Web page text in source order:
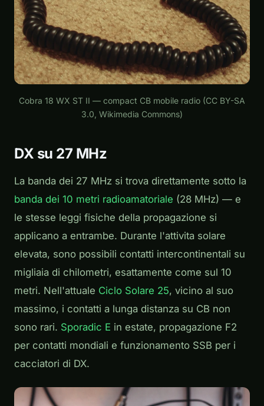
Cobra 18 WX ST II — compact CB mobile radio (CC BY-SA
3.0, Wikimedia Commons)
DX su 27 MHz
La banda dei 27 MHz si trova direttamente sotto la
banda dei 10 metri radioamatoriale (28 MHz) — e
le stesse leggi fisiche della propagazione si
applicano a entrambe. Durante l'attivita solare
elevata, sono possibili contatti intercontinentali su
migliaia di chilometri, esattamente come sul 10
metri. Nell'attuale Ciclo Solare 25, vicino al suo
massimo, i contatti a lunga distanza su CB non
sono rari. Sporadic E in estate, propagazione F2
per contatti mondiali e funzionamento SSB per i
cacciatori di DX.